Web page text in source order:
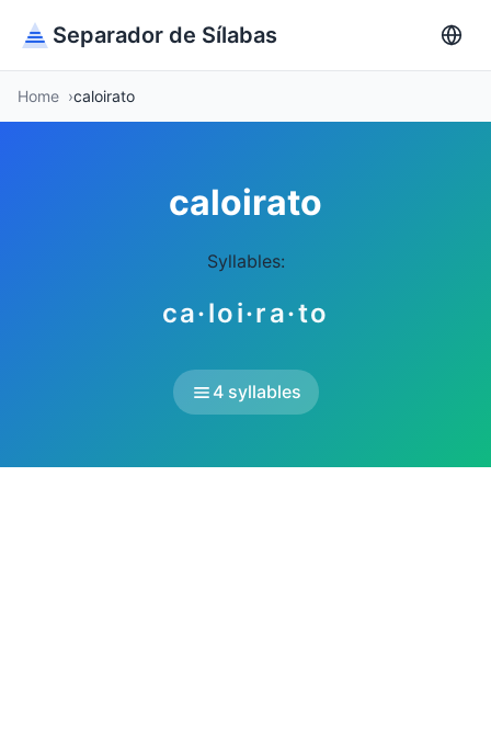
Separador de Sílabas
Home caloirato
caloirato
Syllables:
ca·loi·ra·to
4 syllables